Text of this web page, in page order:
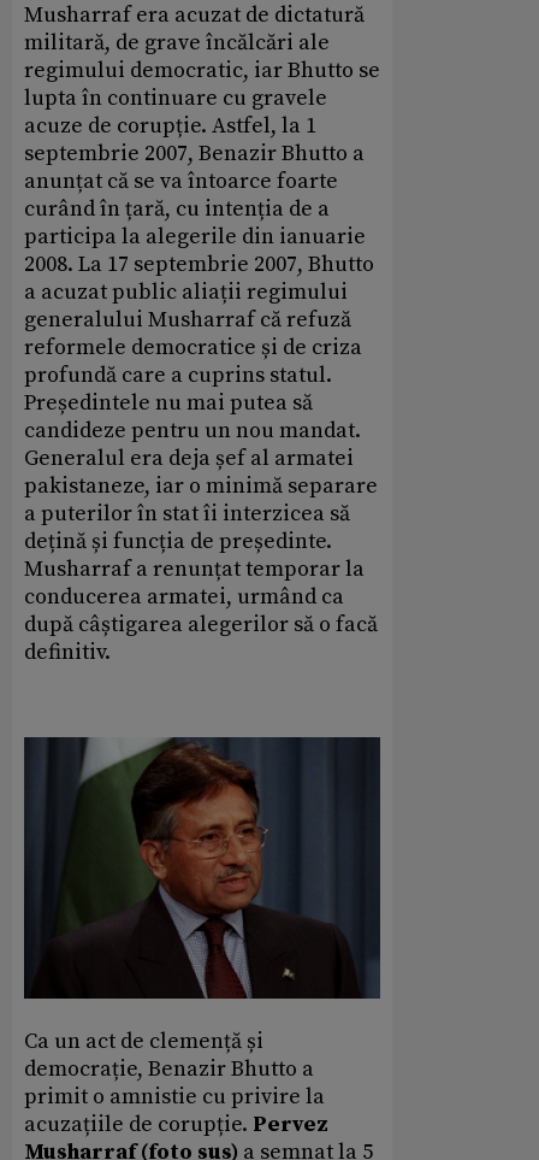
Musharraf era acuzat de dictatură
militară, de grave încălcări ale
regimului democratic, iar Bhutto se
lupta în continuare cu gravele
acuze de corupție. Astfel, la 1
septembrie 2007, Benazir Bhutto a
anunțat că se va întoarce foarte
curând în țară, cu intenția de a
participa la alegerile din ianuarie
2008. La 17 septembrie 2007, Bhutto
a acuzat public aliații regimului
generalului Musharraf că refuză
reformele democratice și de criza
profundă care a cuprins statul.
Președintele nu mai putea să
candideze pentru un nou mandat.
Generalul era deja șef al armatei
pakistaneze, iar o minimă separare
a puterilor în stat îi interzicea să
dețină și funcția de președinte.
Musharraf a renunțat temporar la
conducerea armatei, urmând ca
după câștigarea alegerilor să o facă
definitiv.
Ca un act de clemență și
democrație, Benazir Bhutto a
primit o amnistie cu privire la
acuzațiile de corupție. Pervez
Musharraf (foto sus) a semnat la 5